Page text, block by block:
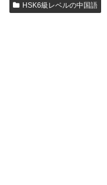
HSK6級レベルの中国語